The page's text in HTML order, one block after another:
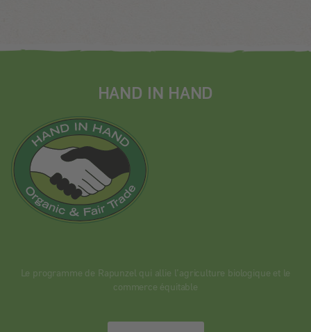
HAND IN HAND
Le programme de Rapunzel qui allie l’agriculture biologique et le
commerce équitable